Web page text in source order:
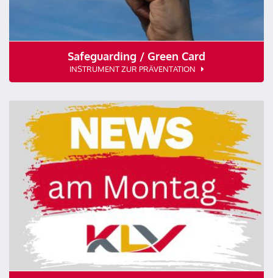
Safeguarding / Green Card
INSTRUMENT ZUR PRÄVENTATION